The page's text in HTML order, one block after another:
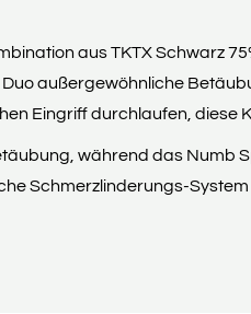
aus TKTX Schwarz
außergewöhnliche
Eingriff durchlaufen,
während das
Schmerzlinderungs-